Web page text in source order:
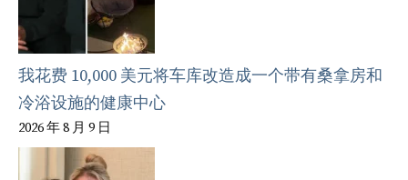
我花费 10,000 美元将车库改造成一个带有桑拿房和
冷浴设施的健康中心
2026 年 8 月 9 日